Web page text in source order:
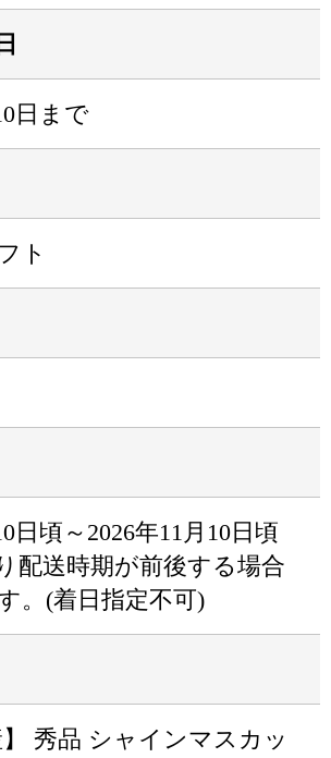
日まで
ト
日頃～2026年11月10日頃
配送時期が前後する場合
。(着日指定不可)
】 秀品 シャインマスカッ